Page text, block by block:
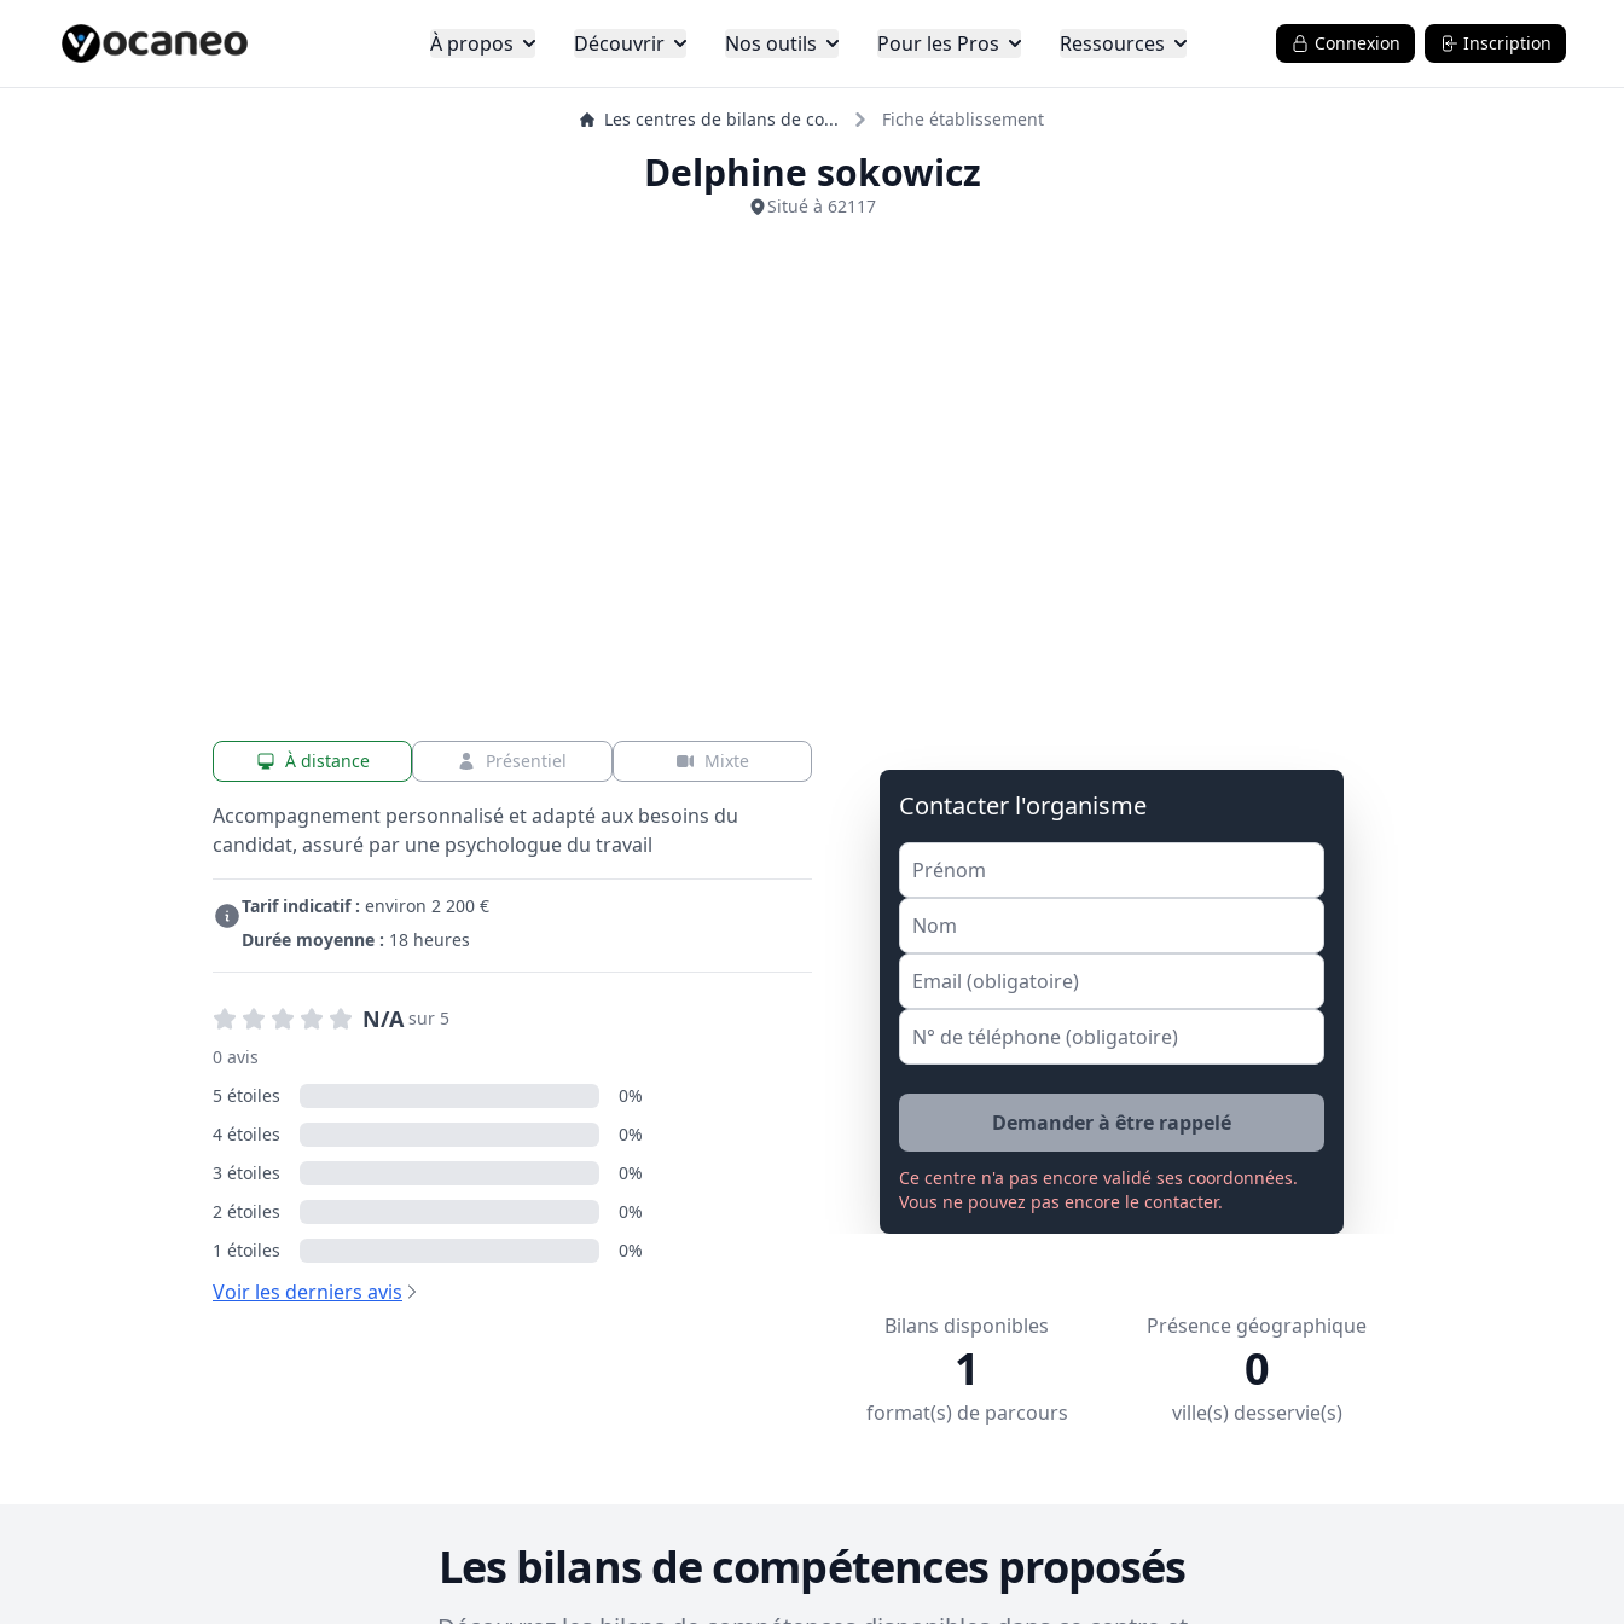
À propos Découvrir Nos outils Pour les Pros Ressources Connexion Inscription
Les centres de bilans de co... Fiche établissement
Delphine sokowicz
Situé à 62117
À distance Présentiel Mixte
Accompagnement personnalisé et adapté aux besoins du
candidat, assuré par une psychologue du travail
Tarif indicatif : environ 2 200 €
Durée moyenne : 18 heures
N/A sur 5
0 avis
5 étoiles
0%
4 étoiles
0%
3 étoiles
0%
2 étoiles
0%
1 étoiles
0%
Voir les derniers avis
Contacter l'organisme
Demander à être rappelé
Ce centre n'a pas encore validé ses coordonnées.
Vous ne pouvez pas encore le contacter.
Bilans disponibles
1
format(s) de parcours
Présence géographique
0
ville(s) desservie(s)
Les bilans de compétences proposés